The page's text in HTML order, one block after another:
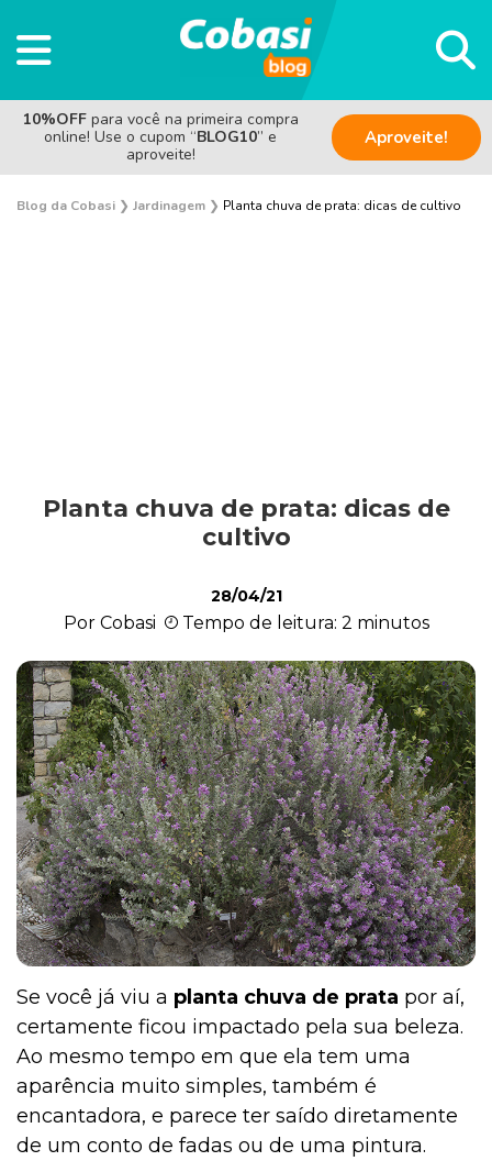
10%OFF para você na primeira compra
online! Use o cupom “BLOG10” e
aproveite!
Aproveite!
Blog da Cobasi ❯ Jardinagem ❯ Planta chuva de prata: dicas de cultivo
Cultivo e Manutenção
Cachorro
Gato
Outros Pets
Casa & Piscina
Jardinagem
Planta chuva de prata: dicas de
cultivo
28/04/21
Por Cobasi Tempo de leitura: 2 minutos
Se você já viu a planta chuva de prata por aí,
certamente ficou impactado pela sua beleza.
Ao mesmo tempo em que ela tem uma
aparência muito simples, também é
encantadora, e parece ter saído diretamente
de um conto de fadas ou de uma pintura.